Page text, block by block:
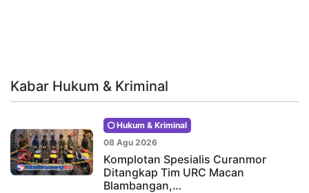
Kabar Hukum & Kriminal
Hukum & Kriminal
08 Agu 2026
Komplotan Spesialis Curanmor
Ditangkap Tim URC Macan
Blambangan,…